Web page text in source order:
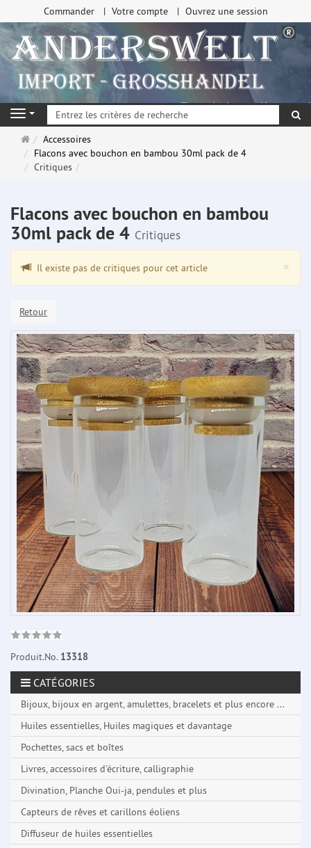
Commander Votre compte Ouvrez une session
Navigation
Page
d'accueil
Accessoires
Flacons avec bouchon en bambou 30ml pack de 4
Critiques
Flacons avec bouchon en bambou
30ml pack de 4 Critiques
×
Il existe pas de critiques pour cet article
Retour
Produit.No. 13318
CATÉGORIES
Bijoux, bijoux en argent, amulettes, bracelets et plus encore ...
Huiles essentielles, Huiles magiques et davantage
Pochettes, sacs et boîtes
Livres, accessoires d'écriture, calligraphie
Divination, Planche Oui-ja, pendules et plus
Capteurs de rêves et carillons éoliens
Diffuseur de huiles essentielles